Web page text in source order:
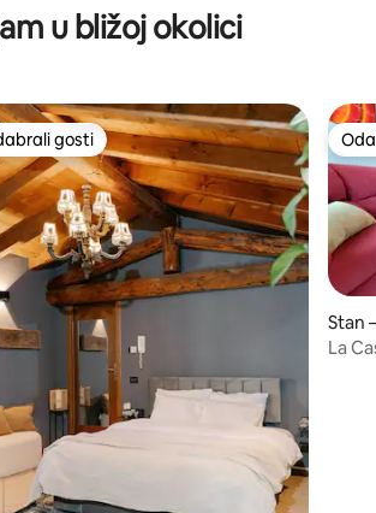
u bližoj okolici
5, recenzija: 383
gosti
gosti
Stan